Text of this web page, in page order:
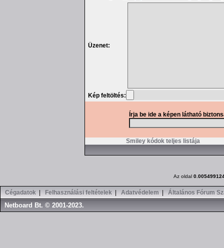
Üzenet:
Kép feltöltés:
Írja be ide a képen látható
Smiley kódok teljes listája
Az oldal
Cégadatok Felhasználási feltételek Adatvédelem Általános Fórum
Netboard Bt. © 2001-2023.